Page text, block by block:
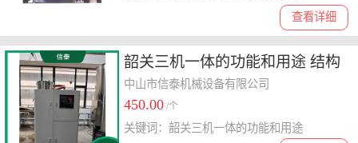
查看详细
韶关三机一体的功能和用途 结构
紧凑 操作安全可靠
中山市信泰机械设备有限公司
450.00 /个
关键词：韶关三机一体的功能和用途